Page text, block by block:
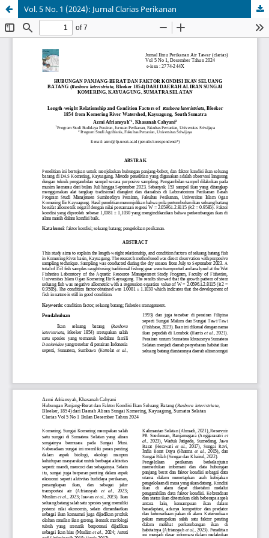
Vol. 5 No. 1 (2024): Jurnal Clarias Perikanan